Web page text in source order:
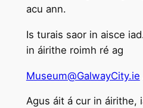
acu ann.
Is turais saor in aisce
in áirithe roimh ré ag
Museum@GalwayCity.ie
Agus áit á cur in áirithe,